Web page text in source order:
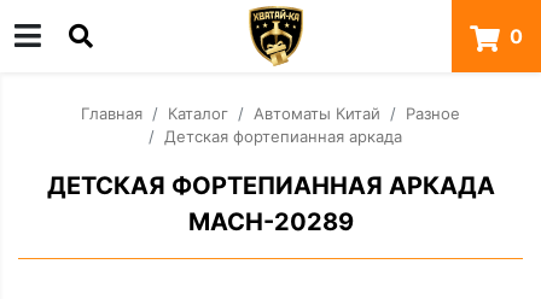
0
Главная Каталог Автоматы Китай
Разное
Детская фортепианная аркада
ДЕТСКАЯ ФОРТЕПИАННАЯ АРКАДА
MACH-20289